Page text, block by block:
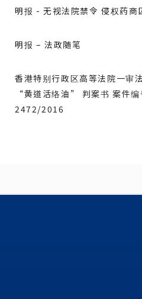
明报 - 无视法院禁令 侵权药商
明报 – 法政随笔
香港特别行政区高等法院一审
“黄道活络油” 判案书 案件编
2472/2016